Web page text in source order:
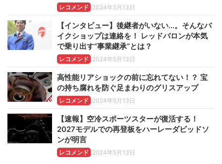
レコメンド 2024年5月13日
【インタビュー】後継者がいない…。そんなバ
イクショップは連絡を！ レッドバロンが本気
で乗り出す“事業継承”とは？
レコメンド 2024年5月13日
高性能リアショックの前に忘れてない！？ 宝
の持ち腐れを防ぐ足まわりのグリスアップ
レコメンド 2024年5月13日
【速報】空冷スポーツスターが復活する！
2027モデルでの再登板をハーレーダビッドソ
ンが明言
レコメンド 2024年5月13日